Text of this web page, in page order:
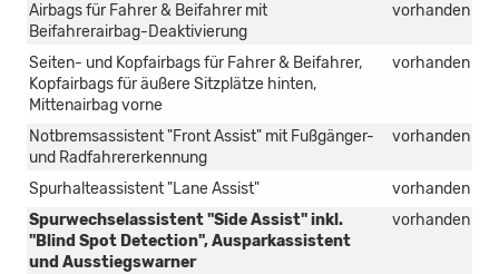
Airbags für Fahrer & Beifahrer mit
Beifahrerairbag-Deaktivierung
vorhanden
Seiten- und Kopfairbags für Fahrer & Beifahrer,
Kopfairbags für äußere Sitzplätze hinten,
Mittenairbag vorne
vorhanden
Notbremsassistent "Front Assist" mit Fußgänger-
und Radfahrererkennung
vorhanden
Spurhalteassistent "Lane Assist"
vorhanden
Spurwechselassistent "Side Assist" inkl.
"Blind Spot Detection", Ausparkassistent
und Ausstiegswarner
vorhanden